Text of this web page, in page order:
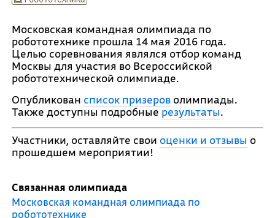
Московская командная олимпиада по
робототехнике прошла 14 мая 2016 года.
Целью соревнования являлся отбор команд
Москвы для участия во Всероссийской
робототехнической олимпиаде.
Опубликован список призероволимпиады.
Также доступны подробныерезультаты.
Участники, оставляйте свои оценки и отзывы о
прошедшем мероприятии!
Связанная олимпиада
Московская командная олимпиада по
робототехнике